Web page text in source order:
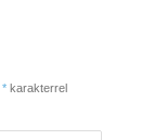
*karakterrel